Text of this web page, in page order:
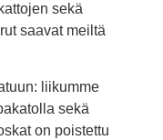
sekä
saavat meiltä
liikumme
sekä
on poistettu